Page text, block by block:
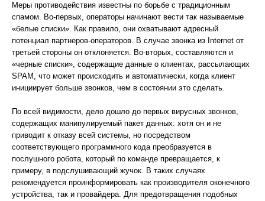
Меры противодействия известны по борьбе с традиционным
спамом. Во-первых, операторы начинают вести так называемые
«белые списки». Как правило, они охватывают адресный
потенциал партнеров-операторов. В случае звонка из Internet от
третьей стороны он отклоняется. Во-вторых, составляются и
«черные списки», содержащие данные о клиентах, рассылающих
SPAM, что может происходить и автоматически, когда клиент
инициирует больше звонков, чем в состоянии это сделать.
По всей видимости, дело дошло до первых вирусных звонков,
содержащих манипулируемый пакет данных: хотя он и не
приводит к отказу всей системы, но посредством
соответствующего программного кода преобразуется в
послушного робота, который по команде превращается, к
примеру, в подслушивающий жучок. В таких случаях
рекомендуется проинформировать как производителя оконечного
устройства, так и провайдера. Для предотвращения подобных